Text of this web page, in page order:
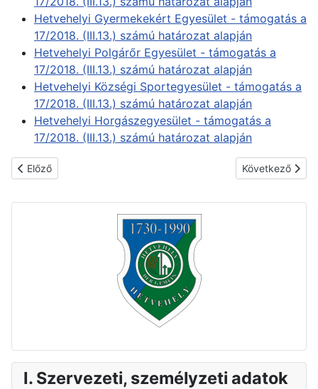
I. Szervezeti, személyzeti adatok
Hetvehelyi Gyermekekért Egyesület - támogatás a
17/2018. (III.13.) számú határozat alapján
Hetvehelyi Polgárőr Egyesület - támogatás a
17/2018. (III.13.) számú határozat alapján
Hetvehelyi Községi Sportegyesület - támogatás a
17/2018. (III.13.) számú határozat alapján
Hetvehelyi Horgászegyesület - támogatás a
17/2018. (III.13.) számú határozat alapján
Előző cikk: 3.4. VAGYONNAL TÖRTÉNŐ GAZDÁLKODÁS
Előző Következő cikk:
Következő